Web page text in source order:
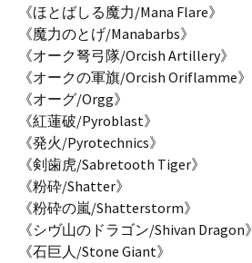
《ほとばしる魔力/Mana Flare》
《魔力のとげ/Manabarbs》
《オーク弩弓隊/Orcish Artillery》
《オークの軍旗/Orcish Oriflamme》
《オーグ/Orgg》
《紅蓮破/Pyroblast》
《発火/Pyrotechnics》
《剣歯虎/Sabretooth Tiger》
《粉砕/Shatter》
《粉砕の嵐/Shatterstorm》
《シヴ山のドラゴン/Shivan Dragon》
《石巨人/Stone Giant》